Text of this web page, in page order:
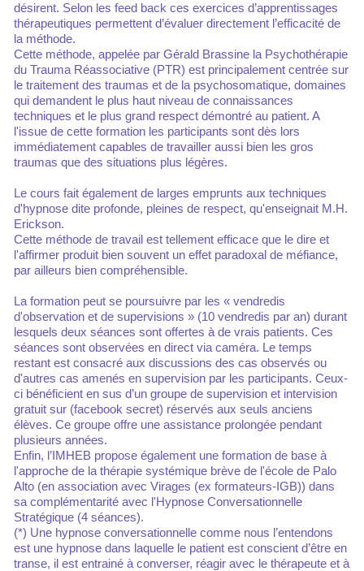
désirent. Selon les feed back ces exercices d’apprentissages
thérapeutiques permettent d’évaluer directement l’efficacité de
la méthode.
Cette méthode, appelée par Gérald Brassine la Psychothérapie
du Trauma Réassociative (PTR) est principalement centrée sur
le traitement des traumas et de la psychosomatique, domaines
qui demandent le plus haut niveau de connaissances
techniques et le plus grand respect démontré au patient. A
l'issue de cette formation les participants sont dès lors
immédiatement capables de travailler aussi bien les gros
traumas que des situations plus légères.
Le cours fait également de larges emprunts aux techniques
d'hypnose dite profonde, pleines de respect, qu'enseignait M.H.
Erickson.
Cette méthode de travail est tellement efficace que le dire et
l'affirmer produit bien souvent un effet paradoxal de méfiance,
par ailleurs bien compréhensible.
La formation peut se poursuivre par les « vendredis
d'observation et de supervisions » (10 vendredis par an) durant
lesquels deux séances sont offertes à de vrais patients. Ces
séances sont observées en direct via caméra. Le temps
restant est consacré aux discussions des cas observés ou
d'autres cas amenés en supervision par les participants. Ceux-
ci bénéficient en sus d’un groupe de supervision et intervision
gratuit sur (facebook secret) réservés aux seuls anciens
élèves. Ce groupe offre une assistance prolongée pendant
plusieurs années.
Enfin, l’IMHEB propose également une formation de base à
l'approche de la thérapie systémique brève de l'école de Palo
Alto (en association avec Virages (ex formateurs-IGB)) dans
sa complémentarité avec l'Hypnose Conversationnelle
Stratégique (4 séances).
(*) Une hypnose conversationnelle comme nous l’entendons
est une hypnose dans laquelle le patient est conscient d’être en
transe, il est entrainé à converser, réagir avec le thérapeute et à